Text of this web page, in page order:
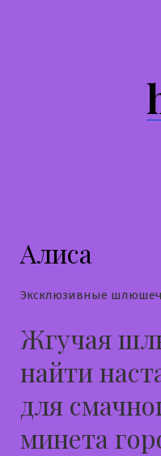
Алиса
Эксклюзивные
Жгучая
найти
для
минета